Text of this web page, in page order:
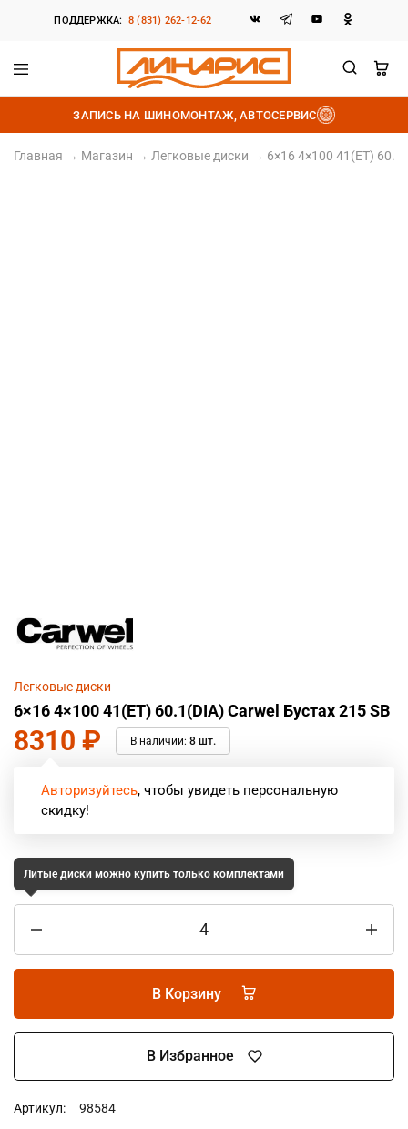
ПОДДЕРЖКА: 8 (831) 262-12-62
Линарис
Продажа
шин,
дисков
и
аккумуляторов
ЗАПИСЬ НА ШИНОМОНТАЖ, АВТОСЕРВИС
Главная → Магазин → Легковые диски → 6×16 4×100 41(ET)
Легковые диски
6×16 4×100 41(ET) 60.1(DIA) Carwel Бустах 215 SB
8310 ₽ В наличии: 8 шт.
Авторизуйтесь, чтобы увидеть персональную
скидку!
Литые диски можно купить только комплектами
В Корзину
В Избранное
Артикул: 98584